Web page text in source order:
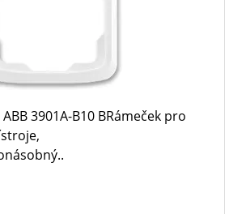
3901A-B10 BRámeček pro